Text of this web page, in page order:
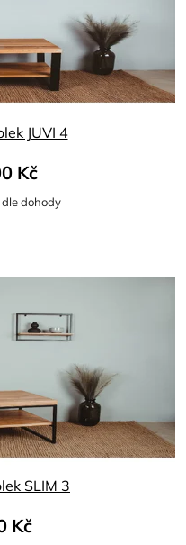
JUVI 4
Kč
dohody
SLIM 3
Kč